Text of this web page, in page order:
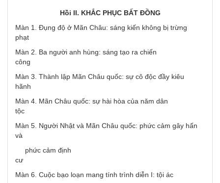
Hồi II. KHẮC PHỤC BẤT ĐỒNG
Màn 1. Đụng độ ở Mãn Châu: sáng kiến không bị trừng
phạt
Màn 2. Ba người anh hùng: sáng tạo ra chiến
công
Màn 3. Thành lập Mãn Châu quốc: sự cô độc đầy kiêu
hãnh
Màn 4. Mãn Châu quốc: sự hài hòa của năm dân
tộc
Màn 5. Người Nhật và Mãn Châu quốc: phức cảm gây hấn
và
phức cảm định
cư
Màn 6. Cuộc bạo loạn mang tính trình diễn I: tội ác